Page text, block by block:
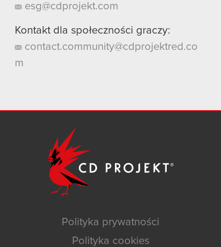
esg@cdprojekt.com
Kontakt dla społeczności graczy:
contact.community@cdprojektred.co
m
Polityka prywatności
Polityka cookies